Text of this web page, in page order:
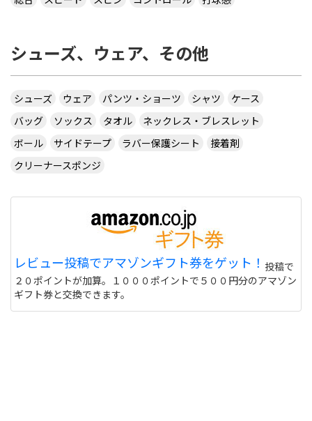
シューズ、ウェア、その他
シューズ ウェア パンツ・ショーツ シャツ
ケース
バッグ
ソックス タオル
ネックレス・ブレスレット
ボール
サイドテープ ラバー保護シート
接着剤
クリーナースポンジ
レビュー投稿でアマゾンギフト券をゲット！ 投稿で
２０ポイントが加算。１０００ポイントで５００円分のアマゾン
ギフト券と交換できます。